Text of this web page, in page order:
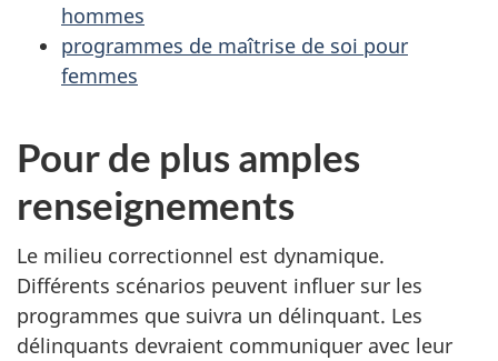
hommes
programmes de maîtrise de soi pour
femmes
Pour de plus amples
renseignements
Le milieu correctionnel est dynamique.
Différents scénarios peuvent influer sur les
programmes que suivra un délinquant. Les
délinquants devraient communiquer avec leur